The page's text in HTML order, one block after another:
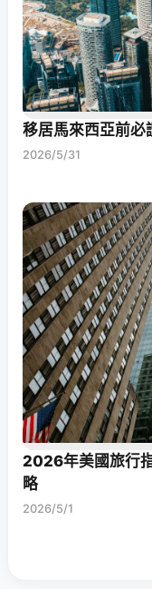
移居馬來西亞前
2026/5/31
2026年美國旅行
略
2026/5/1